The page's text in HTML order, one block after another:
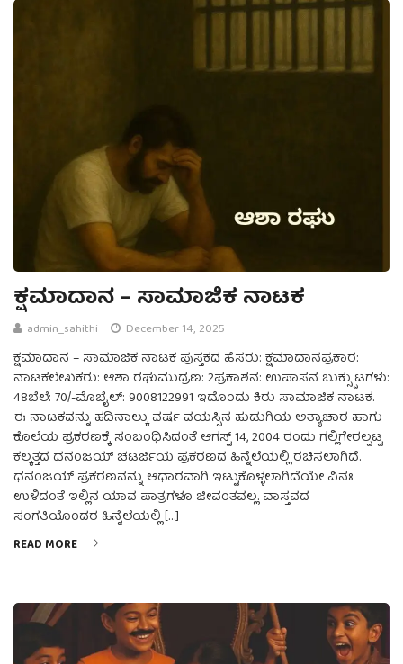
ಕ್ಷಮಾದಾನ – ಸಾಮಾಜಿಕ ನಾಟಕ
admin_sahithi December 14, 2025
ಕ್ಷಮಾದಾನ – ಸಾಮಾಜಿಕ ನಾಟಕ ಪುಸ್ತಕದ ಹೆಸರು: ಕ್ಷಮಾದಾನಪ್ರಕಾರ:
ನಾಟಕಲೇಖಕರು: ಆಶಾ ರಘುಮುದ್ರಣ: 2ಪ್ರಕಾಶನ: ಉಪಾಸನ ಬುಕ್ಸ್ಪುಟಗಳು:
48ಬೆಲೆ: 70/-ಮೊಬೈಲ್: 9008122991 ಇದೊಂದು ಕಿರು ಸಾಮಾಜಿಕ ನಾಟಕ.
ಈ ನಾಟಕವನ್ನು ಹದಿನಾಲ್ಕು ವರ್ಷ ವಯಸ್ಸಿನ ಹುಡುಗಿಯ ಅತ್ಯಾಚಾರ ಹಾಗು
ಕೊಲೆಯ ಪ್ರಕರಣಕ್ಕೆ ಸಂಬಂಧಿಸಿದಂತೆ ಆಗಸ್ಟ್ 14, 2004 ರಂದು ಗಲ್ಲಿಗೇರಲ್ಪಟ್ಟ
ಕಲ್ಕತ್ತದ ಧನಂಜಯ್ ಚಟರ್ಜಿಯ ಪ್ರಕರಣದ ಹಿನ್ನೆಲೆಯಲ್ಲಿ ರಚಿಸಲಾಗಿದೆ.
ಧನಂಜಯ್ ಪ್ರಕರಣವನ್ನು ಆಧಾರವಾಗಿ ಇಟ್ಟುಕೊಳ್ಳಲಾಗಿದೆಯೇ ವಿನಃ
ಉಳಿದಂತೆ ಇಲ್ಲಿನ ಯಾವ ಪಾತ್ರಗಳೂ ಜೀವಂತವಲ್ಲ. ವಾಸ್ತವದ
ಸಂಗತಿಯೊಂದರ ಹಿನ್ನೆಲೆಯಲ್ಲಿ […]
READ MORE